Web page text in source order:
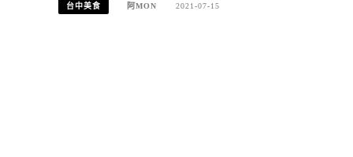
台中美食 阿MON 2021-07-15